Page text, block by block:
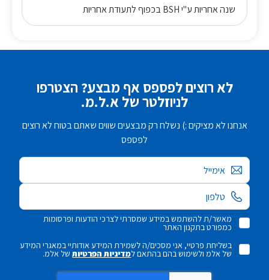
שנה אחריות ע"י BSH בכפוף לתעודת אחריות
לא רוצים לפספס אף מבצע? הצטרפו
לניוזלטר של א.ל.מ.
אנחנו לא מציקים :) נשלח רק מבצעים שווים שאתם בטוח לא רוצים
לפספס
אימייל
מאשר/ת להשתמש במידע שמסרתי לצרכי הודעות ופרסומות
כמפורט בתקנון האתר
בשליחת פרטיי, אני מסכים/ה לשמירת המידע אודותיי במאגרי המידע
של אלמ ולשימוש בהם בהתאם למדיניות הפרטיותשל אלמ.